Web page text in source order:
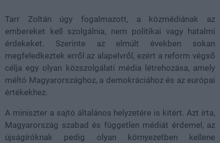
Tarr Zoltán úgy fogalmazott, a közmédiának az
embereket kell szolgálnia, nem politikai vagy hatalmi
érdekeket. Szerinte az elmúlt években sokan
megfeledkeztek erről az alapelvről, ezért a reform végső
célja egy olyan közszolgálati média létrehozása, amely
méltó Magyarországhoz, a demokráciához és az európai
értékekhez.
A miniszter a sajtó általános helyzetére is kitért. Azt írta,
Magyarország szabad és független médiát érdemel, az
újságíróknak pedig olyan környezetben kellene